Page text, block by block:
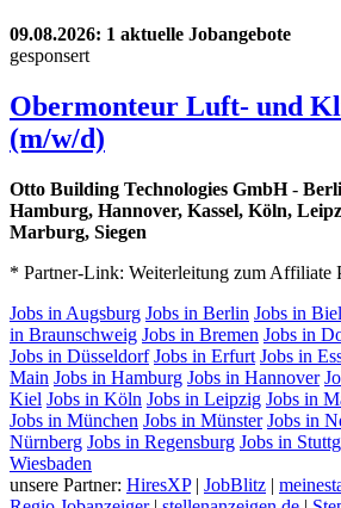
09.08.2026: 1 aktuelle Jobangebote
gesponsert
Obermonteur Luft- und
(m/w/d)
Otto Building Technologies GmbH-
Hamburg, Hannover, Kassel, Köln,
Marburg, Siegen
* Partner-Link: Weiterleitung zum Affiliate
Jobs in Augsburg Jobs in Berlin Jobs in
in Braunschweig Jobs in Bremen Jobs in
Jobs in Düsseldorf Jobs in Erfurt Jobs in
Main Jobs in Hamburg Jobs in Hannover
Kiel Jobs in Köln Jobs in Leipzig Jobs in
Jobs in München Jobs in Münster Jobs in
Nürnberg Jobs in Regensburg Jobs in
Wiesbaden
unsere Partner: HiresXP| JobBlitz |